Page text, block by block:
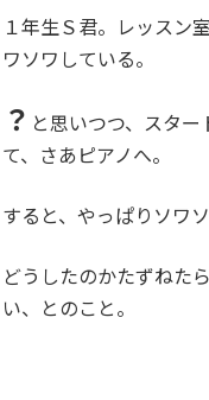
１年生Ｓ君。レッスン
ワソワしている。
？ と思いつつ、スタ
て、さあピアノへ。
すると、やっぱりソワソ
どうしたのかたずねた
い、とのこと。